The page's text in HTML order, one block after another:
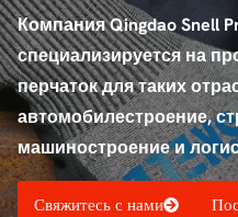
Компания Qingdao Snell
специализируется на
перчаток для таких
автомобилестроение,
машиностроение и
Свяжитесь с нами